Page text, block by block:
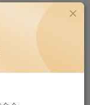
GO
大陆版本-翎